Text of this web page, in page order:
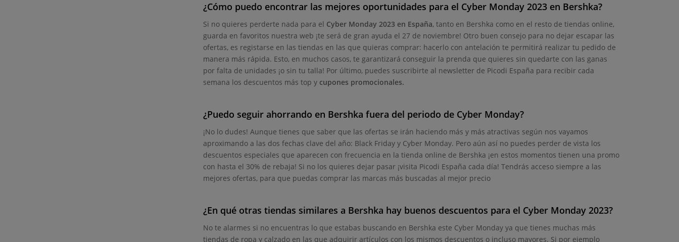
¿Cómo puedo encontrar las mejores oportunidades para el Cyber Monday 2023 en Bershka?
Si no quieres perderte nada para el Cyber Monday 2023 en España, tanto en Bershka como en el resto de tiendas online,
guarda en favoritos nuestra web ¡te será de gran ayuda el 27 de noviembre! Otro buen consejo para no dejar escapar las
ofertas, es registarse en las tiendas en las que quieras comprar: hacerlo con antelación te permitirá realizar tu pedido de
manera más rápida. Esto, en muchos casos, te garantizará conseguir la prenda que quieres sin quedarte con las ganas
por falta de unidades ¡o sin tu talla! Por último, puedes suscribirte al newsletter de Picodi España para recibir cada
semana los descuentos más top y cupones promocionales.
¿Puedo seguir ahorrando en Bershka fuera del periodo de Cyber Monday?
¡No lo dudes! Aunque tienes que saber que las ofertas se irán haciendo más y más atractivas según nos vayamos
aproximando a las dos fechas clave del año: Black Friday y Cyber Monday. Pero aún así no puedes perder de vista los
descuentos especiales que aparecen con frecuencia en la tienda online de Bershka ¡en estos momentos tienen una promo
con hasta el 30% de rebaja! Si no los quieres dejar pasar ¡visita Picodi España cada día! Tendrás acceso siempre a las
mejores ofertas, para que puedas comprar las marcas más buscadas al mejor precio
¿En qué otras tiendas similares a Bershka hay buenos descuentos para el Cyber Monday 2023?
No te alarmes si no encuentras lo que estabas buscando en Bershka este Cyber Monday ya que tienes muchas más
tiendas de ropa y calzado en las que adquirir artículos con los mismos descuentos o incluso mayores. Si por ejemplo